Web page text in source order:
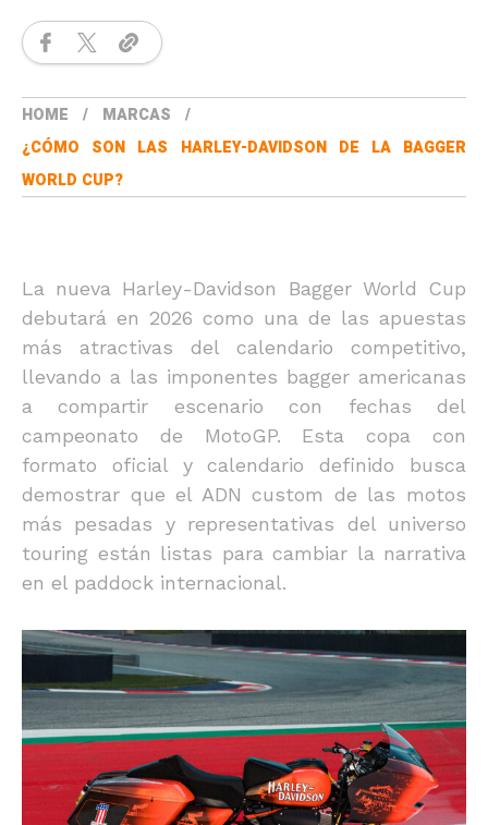
HOME
MARCAS
¿CÓMO SON LAS HARLEY-DAVIDSON DE LA BAGGER
WORLD CUP?
La nueva Harley-Davidson Bagger World Cup
debutará en 2026 como una de las apuestas
más atractivas del calendario competitivo,
llevando a las imponentes bagger americanas
a compartir escenario con fechas del
campeonato de MotoGP. Esta copa con
formato oficial y calendario definido busca
demostrar que el ADN custom de las motos
más pesadas y representativas del universo
touring están listas para cambiar la narrativa
en el paddock internacional.